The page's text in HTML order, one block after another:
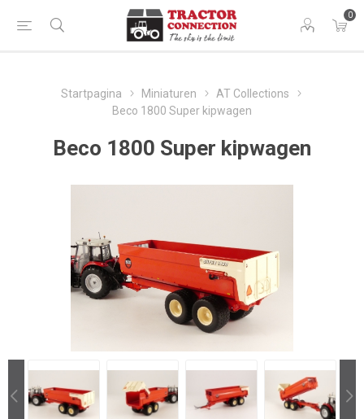
0
Startpagina Miniaturen
AT Collections
Beco 1800 Super kipwagen
Beco 1800 Super kipwagen